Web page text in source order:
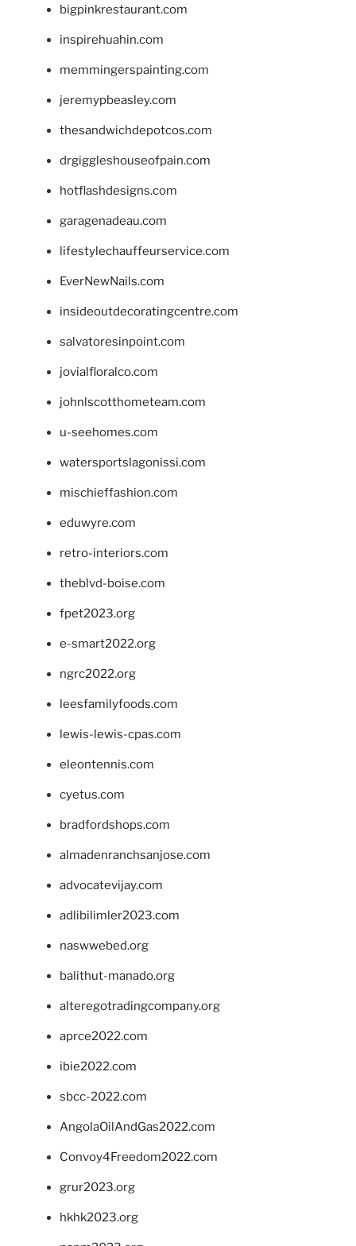
bigpinkrestaurant.com
inspirehuahin.com
memmingerspainting.com
jeremypbeasley.com
thesandwichdepotcos.com
drgiggleshouseofpain.com
hotflashdesigns.com
garagenadeau.com
lifestylechauffeurservice.com
EverNewNails.com
insideoutdecoratingcentre.com
salvatoresinpoint.com
jovialfloralco.com
johnlscotthometeam.com
u-seehomes.com
watersportslagonissi.com
mischieffashion.com
eduwyre.com
retro-interiors.com
theblvd-boise.com
fpet2023.org
e-smart2022.org
ngrc2022.org
leesfamilyfoods.com
lewis-lewis-cpas.com
eleontennis.com
cyetus.com
bradfordshops.com
almadenranchsanjose.com
advocatevijay.com
adlibilimler2023.com
naswwebed.org
balithut-manado.org
alteregotradingcompany.org
aprce2022.com
ibie2022.com
sbcc-2022.com
AngolaOilAndGas2022.com
Convoy4Freedom2022.com
grur2023.org
hkhk2023.org